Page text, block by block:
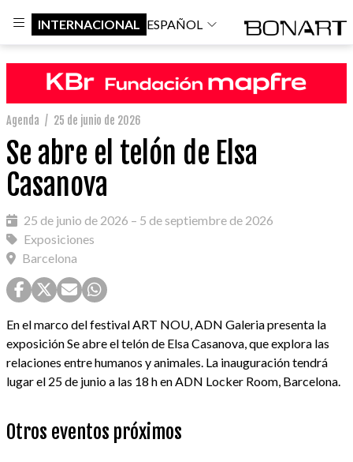
INTERNACIONAL ESPAÑOL
Agenda / 25 de junio de 2026
Se abre el telón de Elsa
Casanova
25 de junio de 2026 – 5 de septiembre de 2026
Exposiciones
Barcelona
En el marco del festival ART NOU, ADN Galeria presenta la
exposición Se abre el telón de Elsa Casanova, que explora las
relaciones entre humanos y animales. La inauguración tendrá
lugar el 25 de junio a las 18 h en ADN Locker Room, Barcelona.
Otros eventos próximos